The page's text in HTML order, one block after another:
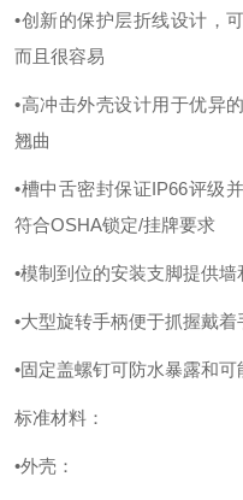
•创新的保护层折线设计，
而且很容易
•高冲击外壳设计用于优异
翘曲
•槽中舌密封保证IP66评级
符合OSHA锁定/挂牌要求
•模制到位的安装支脚提供
•大型旋转手柄便于抓握戴着
•固定盖螺钉可防水暴露和可
标准材料：
•外壳：